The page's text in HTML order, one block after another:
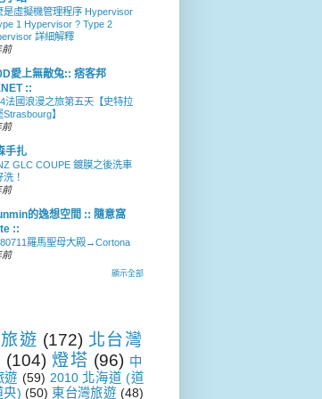
是虛擬機管理程序 Hypervisor
1 Hypervisor ? Type 2
詳細解釋
前
愛上無敵兔:: 痞客邦
::
法國浪漫之旅第五天【史特拉
Strasbourg】
前
手扎
GLC COUPE 鍍膜之後洗車
洗！
前
的逸想空間 :: 隨意窩
::
羅馬聖母大殿→Cortona
前
顯示全部
遊 (172) 北台灣
(104) 燈塔 (96) 中
遊 (59) 2010 北海道 (道
央) (50) 東台灣旅遊 (48)